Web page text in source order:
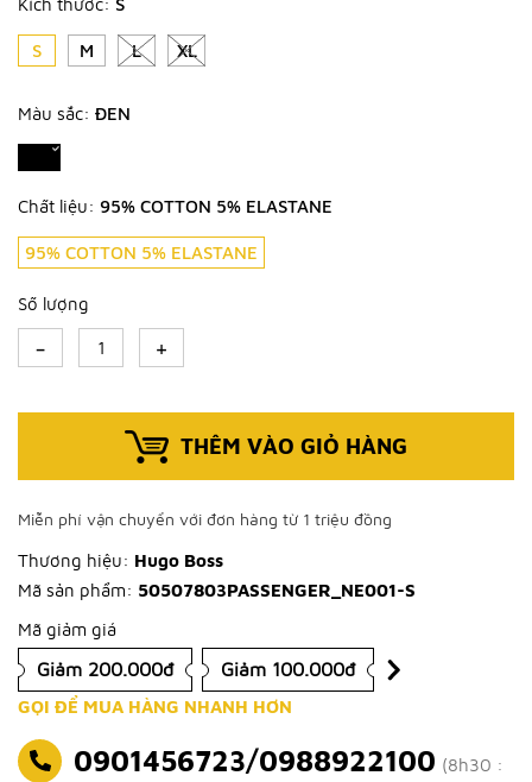
Kích thước: S
S M L XL
Màu sắc: ĐEN
Chất liệu: 95% COTTON 5% ELASTANE
95% COTTON 5% ELASTANE
Số lượng
- +
THÊM VÀO GIỎ HÀNG
Miễn phí vận chuyển với đơn hàng từ 1 triệu đồng
Thương hiệu: Hugo Boss
Mã sản phẩm: 50507803PASSENGER_NE001-S
Mã giảm giá
Giảm 200.000đ Giảm 100.000đ
GỌI ĐỂ MUA HÀNG NHANH HƠN
0901456723/0988922100 (8h30 :